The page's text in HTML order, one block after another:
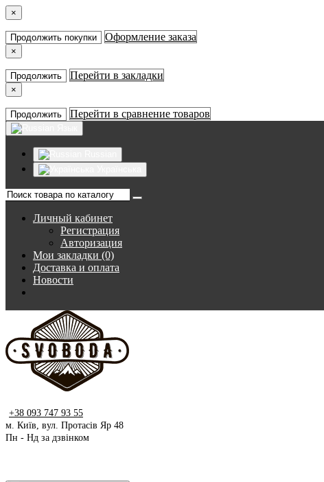
×
Продолжить покупки Оформление заказа
×
Продолжить Перейти в закладки
×
Продолжить Перейти в сравнение товаров
Личный кабинет
Регистрация
Авторизация
Мои закладки (0)
Доставка и оплата
Новости
+38 093 747 93 55
м. Київ, вул. Протасів Яр 48
Пн - Нд за дзвінком